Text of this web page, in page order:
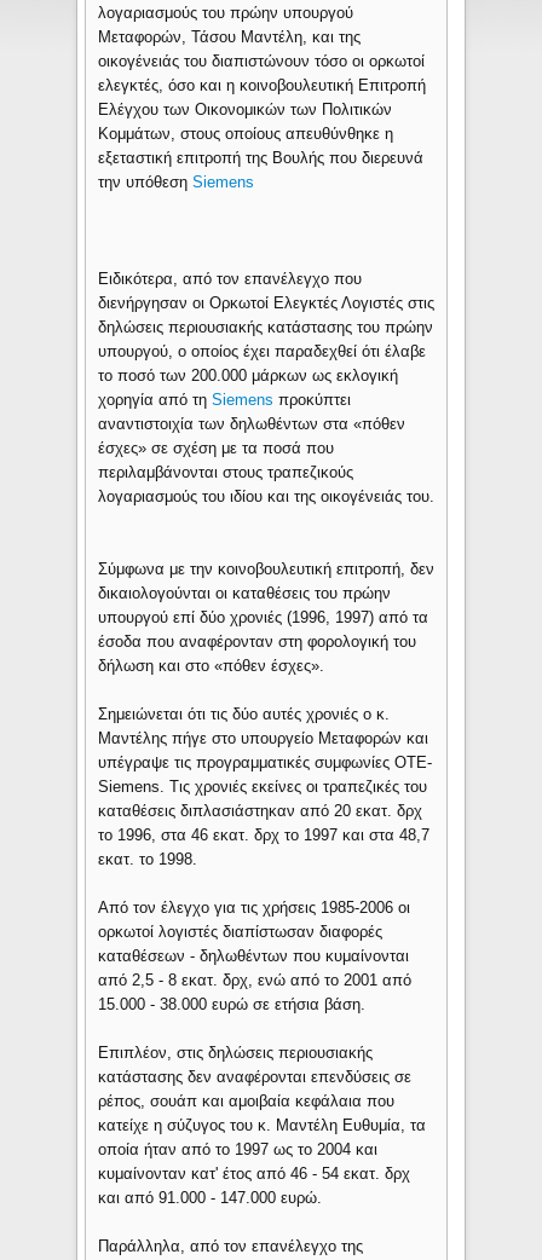
λογαριασμούς του πρώην υπουργού
Μεταφορών, Τάσου Μαντέλη, και της
οικογένειάς του διαπιστώνουν τόσο οι ορκωτοί
ελεγκτές, όσο και η κοινοβουλευτική Επιτροπή
Ελέγχου των Οικονομικών των Πολιτικών
Κομμάτων, στους οποίους απευθύνθηκε η
εξεταστική επιτροπή της Βουλής που διερευνά
την υπόθεσηSiemens
Ειδικότερα, από τον επανέλεγχο που
διενήργησαν οι Ορκωτοί Ελεγκτές Λογιστές στις
δηλώσεις περιουσιακής κατάστασης του πρώην
υπουργού, ο οποίος έχει παραδεχθεί ότι έλαβε
το ποσό των 200.000 μάρκων ως εκλογική
χορηγία από τηSiemens προκύπτει
αναντιστοιχία των δηλωθέντων στα «πόθεν
έσχες» σε σχέση με τα ποσά που
περιλαμβάνονται στους τραπεζικούς
λογαριασμούς του ιδίου και της οικογένειάς του.
Σύμφωνα με την κοινοβουλευτική επιτροπή, δεν
δικαιολογούνται οι καταθέσεις του πρώην
υπουργού επί δύο χρονιές (1996, 1997) από τα
έσοδα που αναφέρονταν στη φορολογική του
δήλωση και στο «πόθεν έσχες».
Σημειώνεται ότι τις δύο αυτές χρονιές ο κ.
Μαντέλης πήγε στο υπουργείο Μεταφορών και
υπέγραψε τις προγραμματικές συμφωνίες ΟΤΕ-
Siemens. Τις χρονιές εκείνες οι τραπεζικές του
καταθέσεις διπλασιάστηκαν από 20 εκατ. δρχ
το 1996, στα 46 εκατ. δρχ το 1997 και στα 48,7
εκατ. το 1998.
Από τον έλεγχο για τις χρήσεις 1985-2006 οι
ορκωτοί λογιστές διαπίστωσαν διαφορές
καταθέσεων - δηλωθέντων που κυμαίνονται
από 2,5 - 8 εκατ. δρχ, ενώ από το 2001 από
15.000 - 38.000 ευρώ σε ετήσια βάση.
Επιπλέον, στις δηλώσεις περιουσιακής
κατάστασης δεν αναφέρονται επενδύσεις σε
ρέπος, σουάπ και αμοιβαία κεφάλαια που
κατείχε η σύζυγος του κ. Μαντέλη Ευθυμία, τα
οποία ήταν από το 1997 ως το 2004 και
κυμαίνονταν κατ' έτος από 46 - 54 εκατ. δρχ
και από 91.000 - 147.000 ευρώ.
Παράλληλα, από τον επανέλεγχο της